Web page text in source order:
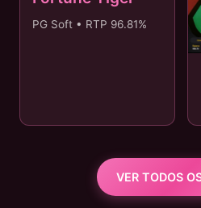
PG Soft • RTP 96.81%
VER TODOS